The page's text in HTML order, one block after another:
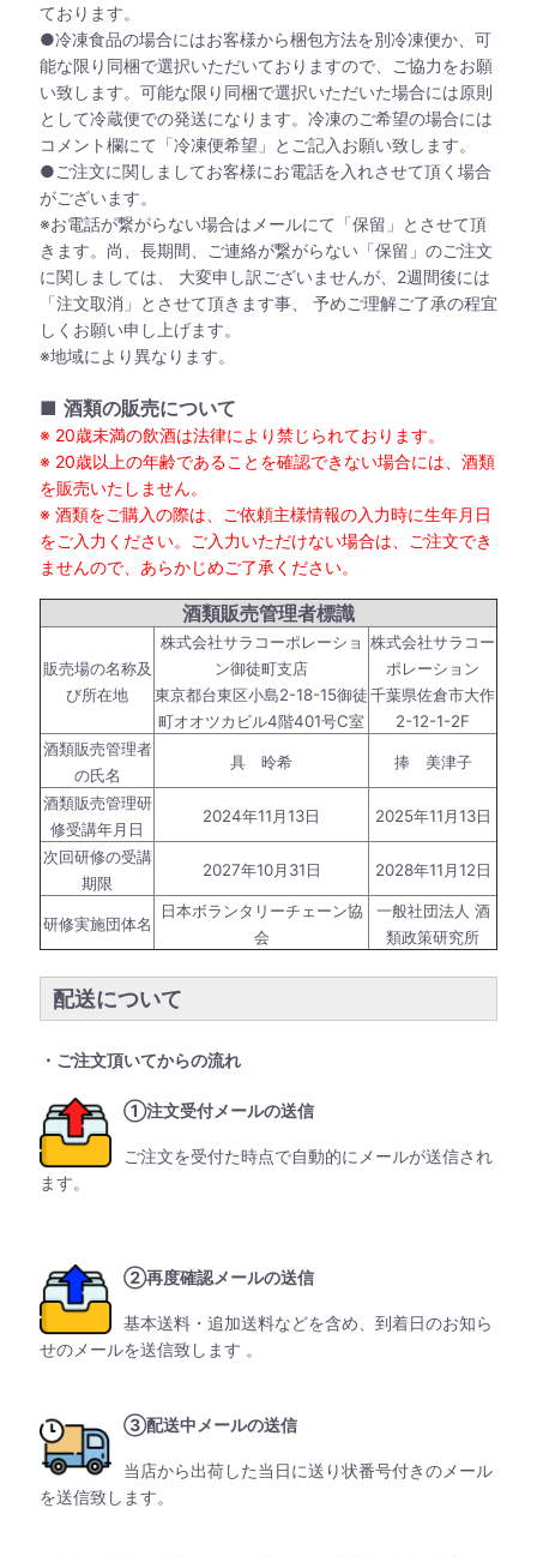
ております。
●冷凍食品の場合にはお客様から梱包方法を別冷凍便か、可
能な限り同梱で選択いただいておりますので、ご協力をお願
い致します。可能な限り同梱で選択いただいた場合には原則
として冷蔵便での発送になります。冷凍のご希望の場合には
コメント欄にて「冷凍便希望」とご記入お願い致します。
●ご注文に関しましてお客様にお電話を入れさせて頂く場合
がございます。
※お電話が繋がらない場合はメールにて「保留」とさせて頂
きます。尚、長期間、ご連絡が繋がらない「保留」のご注文
に関しましては、 大変申し訳ございませんが、2週間後には
「注文取消」とさせて頂きます事、 予めご理解ご了承の程宜
しくお願い申し上げます。
※地域により異なります。
■ 酒類の販売について
※ 20歳未満の飲酒は法律により禁じられております。
※ 20歳以上の年齢であることを確認できない場合には、酒類
を販売いたしません。
※ 酒類をご購入の際は、ご依頼主様情報の入力時に生年月日
をご入力ください。ご入力いただけない場合は、ご注文でき
ませんので、あらかじめご了承ください。
酒類販売管理者標識
販売場の名称及
び所在地
株式会社サラコーポレーショ
ン御徒町支店
東京都台東区小島2-18-15御徒
町オオツカビル4階401号C室
株式会社サラコー
ポレーション
千葉県佐倉市大作
2-12-1-2F
酒類販売管理者
の氏名
具 昤希 捧 美津子
酒類販売管理研
修受講年月日
2024年11月13日 2025年11月13日
次回研修の受講
期限
2027年10月31日 2028年11月12日
研修実施団体名
日本ボランタリーチェーン協
会
一般社団法人 酒
類政策研究所
配送について
・ご注文頂いてからの流れ
①注文受付メールの送信
ご注文を受付た時点で自動的にメールが送信され
ます。
②再度確認メールの送信
基本送料・追加送料などを含め、到着日のお知ら
せのメールを送信致します 。
③配送中メールの送信
当店から出荷した当日に送り状番号付きのメール
を送信致します。